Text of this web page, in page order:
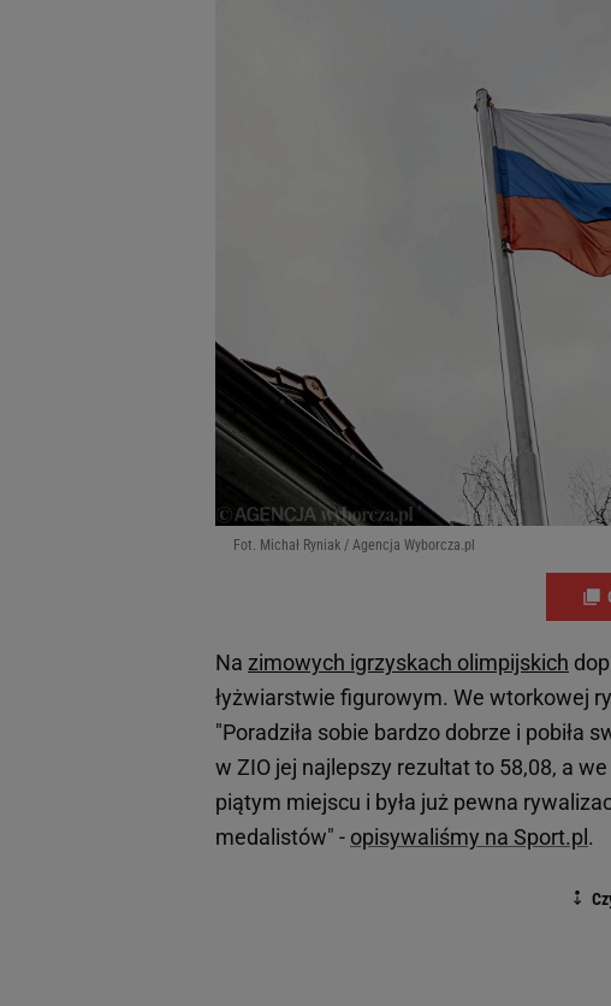
Fot. Michał Ryniak / Agencja Wyborcza.pl
Na zimowych igrzyskach olimpijskich
łyżwiarstwie figurowym. We wtorkowej
"Poradziła sobie bardzo dobrze i pobiła
w ZIO jej najlepszy rezultat to 58,08, a
piątym miejscu i była już pewna
medalistów" - opisywaliśmy na Sport.pl .